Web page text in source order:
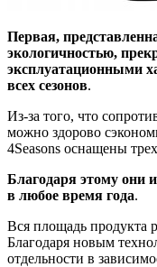
Первая,
экологичностью,
эксплуатационными
всех сезонов.
Из-за того, что
можно здорово
4Seasons оснащены
Благодаря этому они
в любое время года.
Вся площадь продукта
Благодаря новым
отдельности в